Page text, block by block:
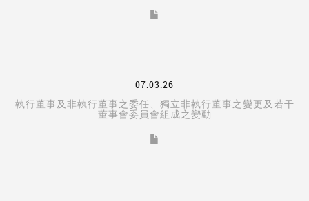
07.03.26
執行董事及非執行董事之委任、獨立非執行董事之變更及若干
董事會委員會組成之變動